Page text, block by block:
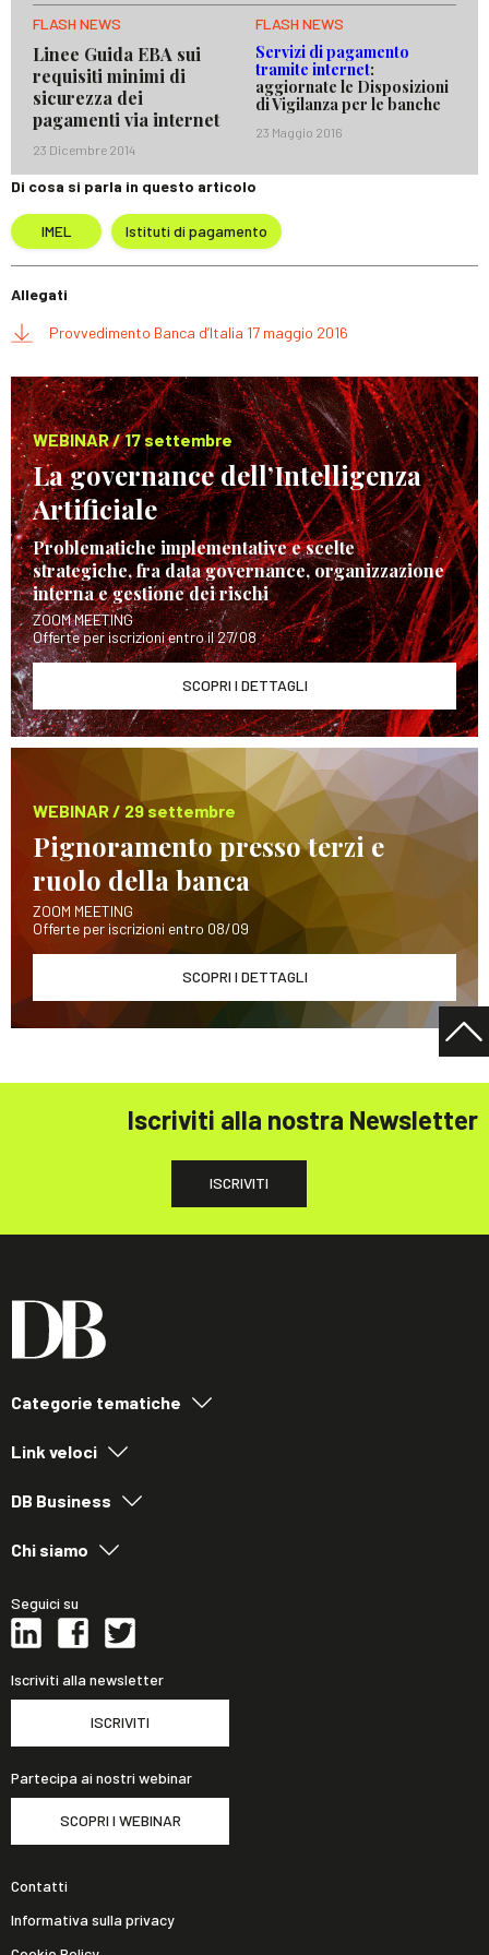
FLASH NEWS
Linee Guida EBA sui
requisiti minimi di
sicurezza dei
pagamenti via internet
23 Dicembre 2014
FLASH NEWS
Servizi di pagamento
tramite internet:
aggiornate le Disposizioni
di Vigilanza per le banche
23 Maggio 2016
Di cosa si parla in questo articolo
IMEL Istituti di pagamento
Allegati
Provvedimento Banca d’Italia 17 maggio 2016
WEBINAR / 17 settembre
La governance dell’Intelligenza
Artificiale
Problematiche implementative e scelte
strategiche, fra data governance, organizzazione
interna e gestione dei rischi
ZOOM MEETING
Offerte per iscrizioni entro il 27/08
SCOPRI I DETTAGLI
WEBINAR / 29 settembre
Pignoramento presso terzi e
ruolo della banca
ZOOM MEETING
Offerte per iscrizioni entro 08/09
SCOPRI I DETTAGLI
Iscriviti alla nostra Newsletter
ISCRIVITI
Categorie tematiche
Link veloci
DB Business
Chi siamo
Seguici su
Iscriviti alla newsletter
ISCRIVITI
Partecipa ai nostri webinar
SCOPRI I WEBINAR
Contatti
Informativa sulla privacy